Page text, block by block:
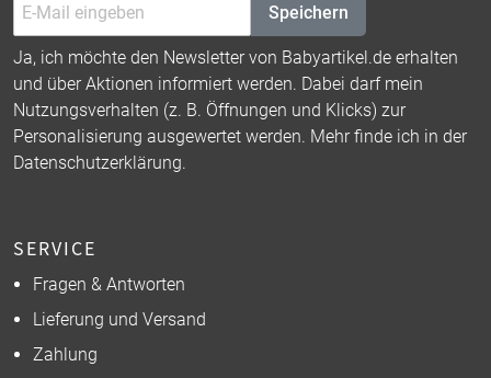
Speichern
Ja, ich möchte den Newsletter von Babyartikel.de erhalten
und über Aktionen informiert werden. Dabei darf mein
Nutzungsverhalten (z. B. Öffnungen und Klicks) zur
Personalisierung ausgewertet werden. Mehr finde ich in der
Datenschutzerklärung.
SERVICE
Fragen & Antworten
Lieferung und Versand
Zahlung